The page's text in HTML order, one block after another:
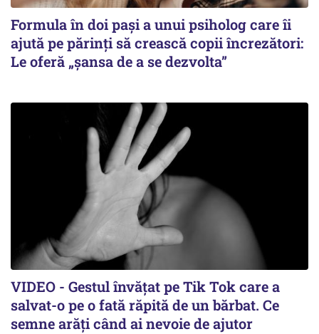
Formula în doi pași a unui psiholog care îi
ajută pe părinți să crească copii încrezători:
Le oferă „șansa de a se dezvolta”
VIDEO - Gestul învățat pe Tik Tok care a
salvat-o pe o fată răpită de un bărbat. Ce
semne arăți când ai nevoie de ajutor